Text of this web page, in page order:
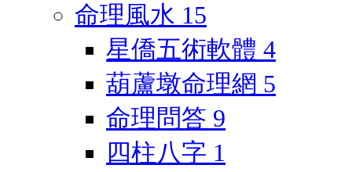
命理風水 15
星僑五術軟體 4
葫蘆墩命理網 5
命理問答 9
四柱八字 1